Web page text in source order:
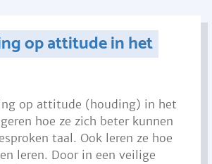
op attitude in het
op attitude (houding) in het
hoe ze zich beter kunnen
taal. Ook leren ze hoe
leren. Door in een veilige